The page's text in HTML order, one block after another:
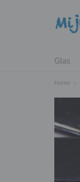
Glas
Home ›